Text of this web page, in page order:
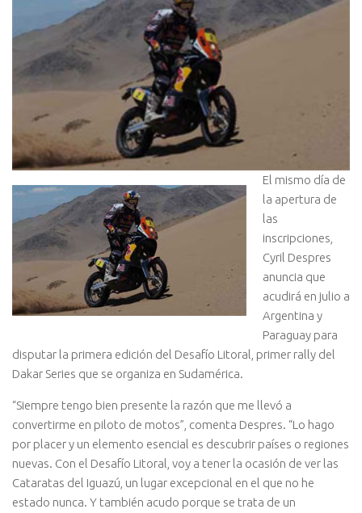
El mismo día de
la apertura de
las
inscripciones,
Cyril Despres
anuncia que
acudirá en julio a
Argentina y
Paraguay para
disputar la primera edición del Desafío Litoral, primer rally del
Dakar Series que se organiza en Sudamérica.
“Siempre tengo bien presente la razón que me llevó a
convertirme en piloto de motos”, comenta Despres. “Lo hago
por placer y un elemento esencial es descubrir países o regiones
nuevas. Con el Desafío Litoral, voy a tener la ocasión de ver las
Cataratas del Iguazú, un lugar excepcional en el que no he
estado nunca. Y también acudo porque se trata de un